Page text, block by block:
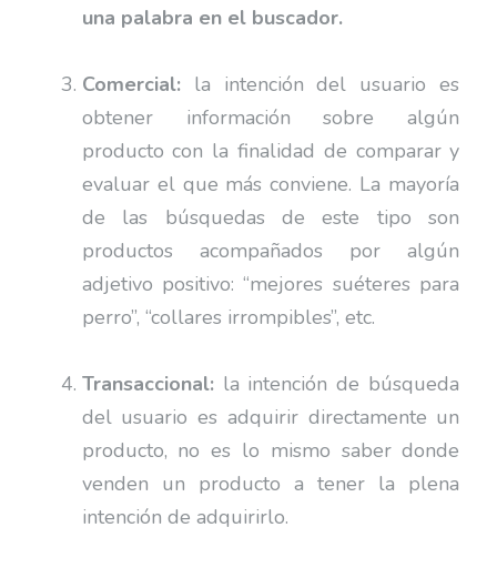
una palabra en el buscador.
Comercial:la intención del usuario es
obtener información sobre algún
producto con la finalidad de comparar y
evaluar el que más conviene. La mayoría
de las búsquedas de este tipo son
productos acompañados por algún
adjetivo positivo: “mejores suéteres para
perro”, “collares irrompibles”, etc.
Transaccional: la intención de búsqueda
del usuario es adquirir directamente un
producto, no es lo mismo saber donde
venden un producto a tener la plena
intención de adquirirlo.